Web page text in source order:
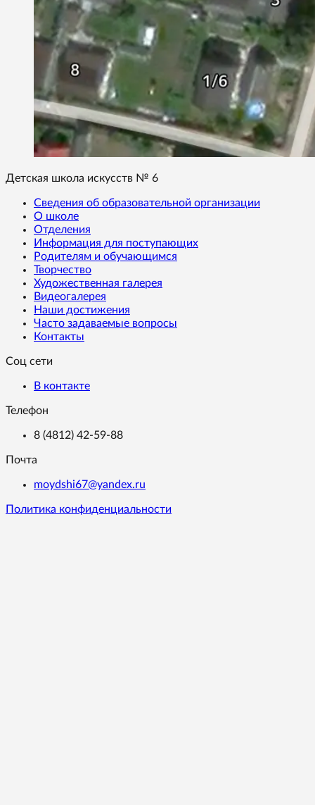
Детская школа искусств № 6
Сведения об образовательной организации
О школе
Отделения
Информация для поступающих
Родителям и обучающимся
Творчество
Художественная галерея
Видеогалерея
Наши достижения
Часто задаваемые вопросы
Контакты
Соц сети
В контакте
Телефон
8 (4812) 42-59-88
Почта
moydshi67@yandex.ru
Политика конфиденциальности